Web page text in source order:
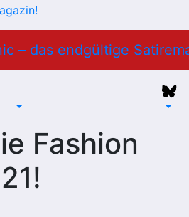
Fashion